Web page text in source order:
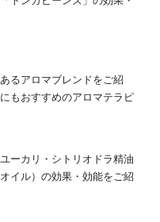
るアロマブレンドをご紹
もおすすめのアロマテラピ
ーカリ・シトリオドラ精油
イル）の効果・効能をご紹